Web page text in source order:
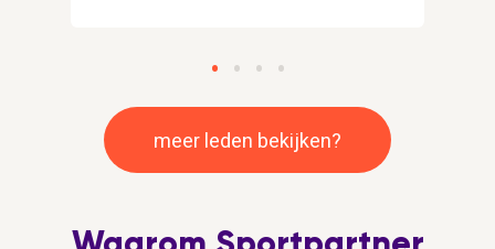
meer leden bekijken?